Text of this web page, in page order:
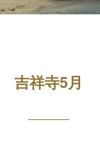
吉祥寺5月